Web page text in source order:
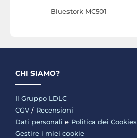
Bluestork MC501
CHI SIAMO?
Il Gruppo LDLC
CGV / Recensioni
Dati personali e Politica dei Cookies
Gestire i miei cookie